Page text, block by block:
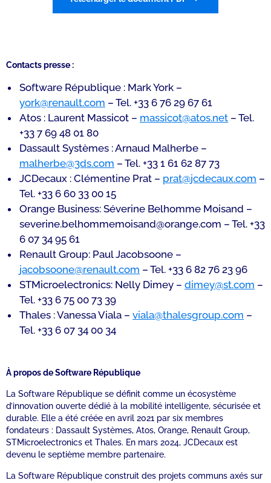
Contacts presse :
Software République : Mark York –
york@renault.com – Tel. +33 6 76 29 67 61
Atos : Laurent Massicot – massicot@atos.net – Tel.
+33 7 69 48 01 80
Dassault Systèmes : Arnaud Malherbe –
malherbe@3ds.com – Tel. +33 1 61 62 87 73
JCDecaux : Clémentine Prat – prat@jcdecaux.com –
Tel. +33 6 60 33 00 15
Orange Business: Séverine Belhomme Moisand –
severine.belhommemoisand@orange.com – Tel. +33
6 07 34 95 61
Renault Group: Paul Jacobsoone –
jacobsoone@renault.com – Tel. +33 6 82 76 23 96
STMicroelectronics: Nelly Dimey – dimey@st.com –
Tel. +33 6 75 00 73 39
Thales : Vanessa Viala – viala@thalesgroup.com –
Tel. +33 6 07 34 00 34
À propos de Software République
La Software République se définit comme un écosystème
d’innovation ouverte dédié à la mobilité intelligente, sécurisée et
durable. Elle a été créée en avril 2021 par six membres
fondateurs : Dassault Systèmes, Atos, Orange, Renault Group,
STMicroelectronics et Thales. En mars 2024, JCDecaux est
devenu le septième membre partenaire.
La Software République construit des projets communs axés sur